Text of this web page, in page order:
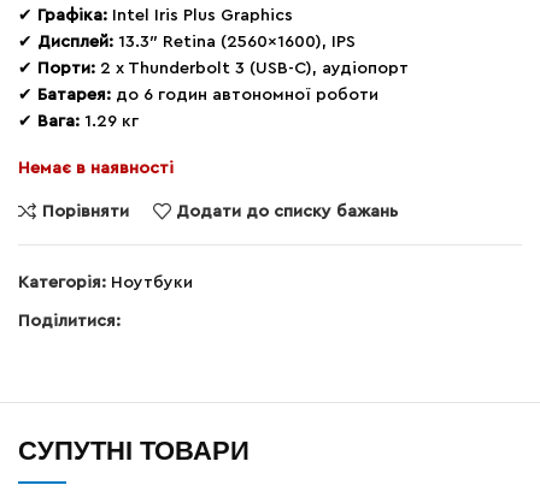
✔
Графіка: Intel Iris Plus Graphics
✔ Дисплей: 13.3″ Retina (2560×1600), IPS
✔
Порти: 2 x Thunderbolt 3 (USB-C), аудіопорт
✔
Батарея: до 6 годин автономної роботи
✔
Вага: 1.29 кг
Немає в наявності
Порівняти Додати до списку бажань
Категорія: Ноутбуки
Поділитися:
СУПУТНІ ТОВАРИ